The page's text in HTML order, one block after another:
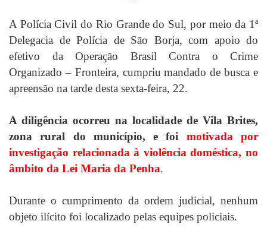
A Polícia Civil do Rio Grande do Sul, por meio da 1ª
Delegacia de Polícia de São Borja, com apoio do
efetivo da Operação Brasil Contra o Crime
Organizado – Fronteira, cumpriu mandado de busca e
apreensão na tarde desta sexta-feira, 22.
A diligência ocorreu na localidade de Vila Brites,
zona rural do município, e foi motivada por
investigação relacionada à violência doméstica, no
âmbito da Lei Maria da Penha.
Durante o cumprimento da ordem judicial, nenhum
objeto ilícito foi localizado pelas equipes policiais.